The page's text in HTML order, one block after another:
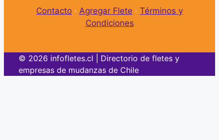
Contacto · Agregar Flete · Términos y
Condiciones
© 2026 infofletes.cl | Directorio de fletes y
empresas de mudanzas de Chile